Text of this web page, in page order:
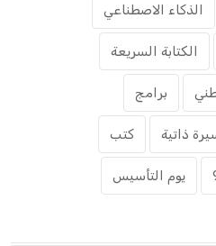
الذكاء الاصطناعي
الكتابة السريعة
برامج
ذاتية كتب
يوم التأسيس